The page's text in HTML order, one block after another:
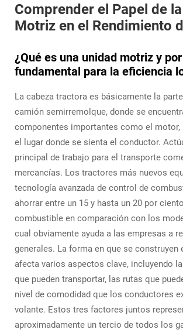
Comprender el Papel de
Motriz en el Rendimiento
¿Qué es una unidad motriz y
fundamental para la eficiencia
La cabeza tractora es básicamente la
camión semirremolque, donde se
componentes importantes como el
el lugar donde se sienta el conductor.
principal de trabajo para el transporte
mercancías. Los tractores más nuevos
tecnología avanzada de control de
ahorrar entre un 15 y hasta un 20 por
combustible en comparación con los
cual obviamente ayuda a las empresas a
generales. La forma en que se construyen
afecta varios aspectos clave, incluyendo
que pueden transportar, las rutas que
nivel de comodidad que los conductores
volante. Estos tres factores juntos
aproximadamente un tercio de todos los